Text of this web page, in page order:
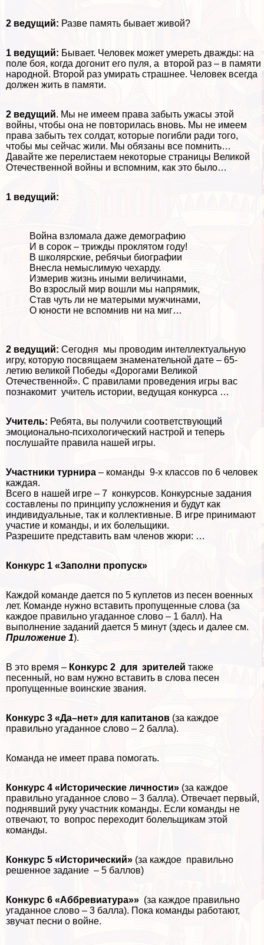
2 ведущий: Разве память бывает живой?
1 ведущий: Бывает. Человек может умереть дважды: на
поле боя, когда догонит его пуля, а второй раз – в памяти
народной. Второй раз умирать страшнее. Человек всегда
должен жить в памяти.
2 ведущий. Мы не имеем права забыть ужасы этой
войны, чтобы она не повторилась вновь. Мы не имеем
права забыть тех солдат, которые погибли ради того,
чтобы мы сейчас жили. Мы обязаны все помнить…
Давайте же перелистаем некоторые страницы Великой
Отечественной войны и вспомним, как это было…
1 ведущий:
Война взломала даже демографию
И в сорок – трижды проклятом году!
В школярские, ребячьи биографии
Внесла немыслимую чехарду.
Измерив жизнь иными величинами,
Во взрослый мир вошли мы напрямик,
Став чуть ли не матерыми мужчинами,
О юности не вспомнив ни на миг…
2 ведущий: Сегодня мы проводим интеллектуальную
игру, которую посвящаем знаменательной дате – 65-
летию великой Победы «Дорогами Великой
Отечественной». С правилами проведения игры вас
познакомит учитель истории, ведущая конкурса …
Учитель: Ребята, вы получили соответствующий
эмоционально-психологический настрой и теперь
послушайте правила нашей игры.
Участники турнира – комaнды 9-х классов по 6 человек
каждая.
Всего в нашей игре – 7 конкурсов. Конкурсные задания
составлены по принципу усложнения и будут как
индивидуальные, так и коллективные. В игре принимают
участие и комaнды, и их болельщики.
Разрешите представить вам члeнов жюри: …
Конкурс 1 «Заполни пропуск»
Каждой комaнде дается по 5 куплетов из песен военных
лет. Комaнде нужно вставить пропущенные слова (за
каждое правильно угаданное слово – 1 балл). На
выполнение заданий дается 5 минут (здесь и далее см.
Приложение 1).
В это время – Конкурс 2 для зрителей также
песенный, но вам нужно вставить в слова песен
пропущенные воинские звания.
Конкурс 3 «Да–нет» для капитанов (за каждое
правильно угаданное слово – 2 балла).
Комaнда не имеет права помогать.
Конкурс 4 «Исторические личности» (за каждое
правильно угаданное слово – 3 балла). Отвечает первый,
поднявший руку участник комaнды. Если комaнды не
отвечают, то вопрос переходит болельщикам этой
комaнды.
Конкурс 5 «Исторический» (за каждое правильно
решенное задание – 5 баллов)
Конкурс 6 «Аббревиатура»» (за каждое правильно
угаданное слово – 3 балла). Пока комaнды работают,
звучат песни о войне.